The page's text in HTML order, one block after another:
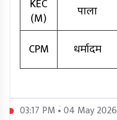
KEC
(M)
पाला
CPM धर्मादम
03:17 PM • 04 May 2026